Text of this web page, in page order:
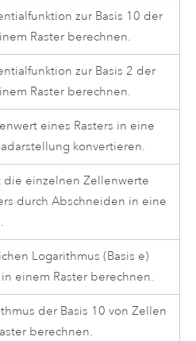
zur Basis 10 der
Raster berechnen.
zur Basis 2 der
Raster berechnen.
eines Rasters in eine
konvertieren.
die einzelnen Zellenwerte
durch Abschneiden in eine
Logarithmus (Basis e)
einem Raster berechnen.
der Basis 10 von Zellen
berechnen.